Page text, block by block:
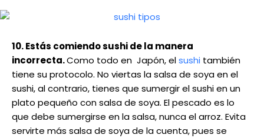
10. Estás comiendo sushi de la manera
incorrecta.Como todo en Japón, elsushi también
tiene su protocolo. No viertas la salsa de soya en el
sushi, al contrario, tienes que sumergir el sushi en un
plato pequeño con salsa de soya. El pescado es lo
que debe sumergirse en la salsa, nunca el arroz. Evita
servirte más salsa de soya de la cuenta, pues se